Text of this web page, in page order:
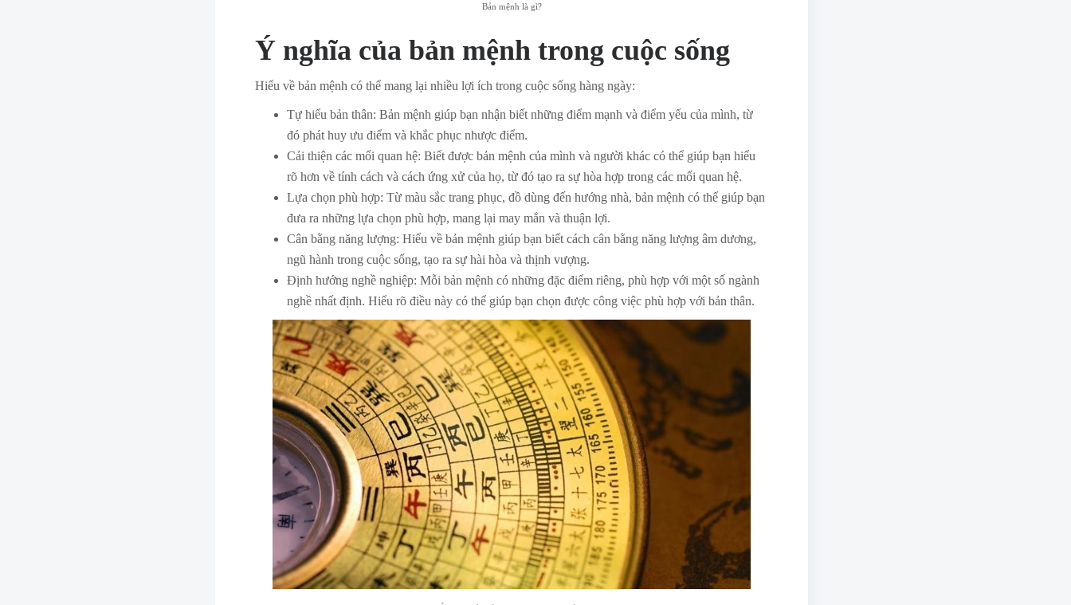
Bản mệnh là gì?
Ý nghĩa của bản mệnh trong cuộc sống
Hiểu về bản mệnh có thể mang lại nhiều lợi ích trong cuộc sống hàng ngày:
Tự hiểu bản thân: Bản mệnh giúp bạn nhận biết những điểm mạnh và điểm yếu của mình, từ
đó phát huy ưu điểm và khắc phục nhược điểm.
Cải thiện các mối quan hệ: Biết được bản mệnh của mình và người khác có thể giúp bạn hiểu
rõ hơn về tính cách và cách ứng xử của họ, từ đó tạo ra sự hòa hợp trong các mối quan hệ.
Lựa chọn phù hợp: Từ màu sắc trang phục, đồ dùng đến hướng nhà, bản mệnh có thể giúp bạn
đưa ra những lựa chọn phù hợp, mang lại may mắn và thuận lợi.
Cân bằng năng lượng: Hiểu về bản mệnh giúp bạn biết cách cân bằng năng lượng âm dương,
ngũ hành trong cuộc sống, tạo ra sự hài hòa và thịnh vượng.
Định hướng nghề nghiệp: Mỗi bản mệnh có những đặc điểm riêng, phù hợp với một số ngành
nghề nhất định. Hiểu rõ điều này có thể giúp bạn chọn được công việc phù hợp với bản thân.